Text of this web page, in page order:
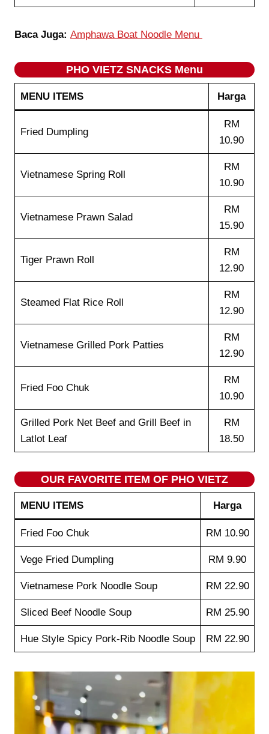
Baca Juga: Amphawa Boat Noodle Menu
PHO VIETZ SNACKS Menu
MENU ITEMS Harga
Fried Dumpling
RM
10.90
Vietnamese Spring Roll
RM
10.90
Vietnamese Prawn Salad
RM
15.90
Tiger Prawn Roll
RM
12.90
Steamed Flat Rice Roll
RM
12.90
Vietnamese Grilled Pork Patties
RM
12.90
Fried Foo Chuk
RM
10.90
Grilled Pork Net Beef and Grill Beef in
Latlot Leaf
RM
18.50
OUR FAVORITE ITEM OF PHO VIETZ
MENU ITEMS Harga
Fried Foo Chuk RM 10.90
Vege Fried Dumpling RM 9.90
Vietnamese Pork Noodle Soup RM 22.90
Sliced Beef Noodle Soup RM 25.90
Hue Style Spicy Pork-Rib Noodle Soup RM 22.90